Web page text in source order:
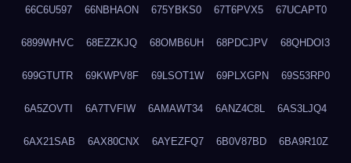
66C6U597 66NBHAON 675YBKS0 67T6PVX5 67UCAPT0
6899WHVC 68EZZKJQ 68OMB6UH 68PDCJPV 68QHDOI3
699GTUTR 69KWPV8F 69LSOT1W 69PLXGPN 69S53RP0
6A5ZOVTI 6A7TVFIW 6AMAWT34 6ANZ4C8L 6AS3LJQ4
6AX21SAB 6AX80CNX 6AYEZFQ7 6B0V87BD 6BA9R10Z